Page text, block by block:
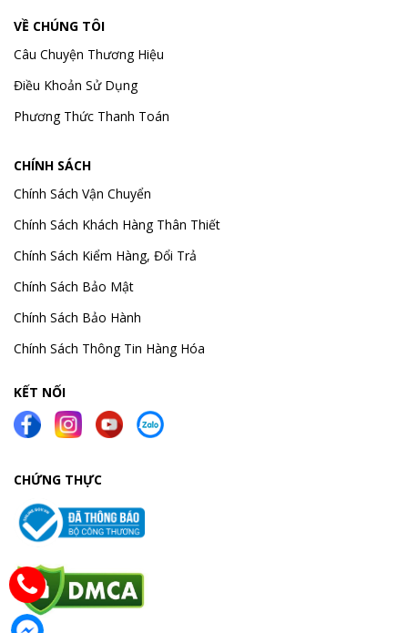
VỀ CHÚNG TÔI
Câu Chuyện Thương Hiệu
Điều Khoản Sử Dụng
Phương Thức Thanh Toán
CHÍNH SÁCH
Chính Sách Vận Chuyển
Chính Sách Khách Hàng Thân Thiết
Chính Sách Kiểm Hàng, Đổi Trả
Chính Sách Bảo Mật
Chính Sách Bảo Hành
Chính Sách Thông Tin Hàng Hóa
KẾT NỐI
CHỨNG THỰC